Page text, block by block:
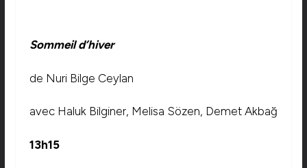
Sommeil d’hiver
de Nuri Bilge Ceylan
avec Haluk Bilginer, Melisa Sözen, Demet Akbağ
13h15